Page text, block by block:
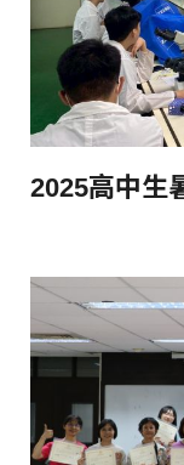
2025高中生